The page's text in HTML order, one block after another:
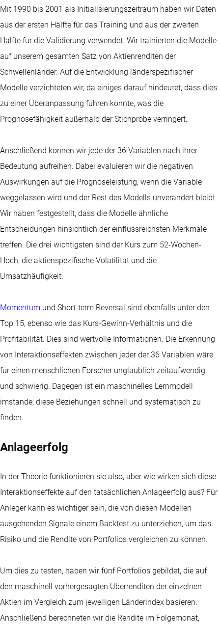
Mit 1990 bis 2001 als Initialisierungszeitraum haben wir Daten
aus der ersten Hälfte für das Training und aus der zweiten
Hälfte für die Validierung verwendet. Wir trainierten die Modelle
auf unserem gesamten Satz von Aktienrenditen der
Schwellenländer. Auf die Entwicklung länderspezifischer
Modelle verzichteten wir, da einiges darauf hindeutet, dass dies
zu einer Überanpassung führen könnte, was die
Prognosefähigkeit außerhalb der Stichprobe verringert.
Anschließend können wir jede der 36 Variablen nach ihrer
Bedeutung aufreihen. Dabei evaluieren wir die negativen
Auswirkungen auf die Prognoseleistung, wenn die Variable
weggelassen wird und der Rest des Modells unverändert bleibt.
Wir haben festgestellt, dass die Modelle ähnliche
Entscheidungen hinsichtlich der einflussreichsten Merkmale
treffen. Die drei wichtigsten sind der Kurs zum 52-Wochen-
Hoch, die aktienspezifische Volatilität und die
Umsatzhäufigkeit.
Momentum und Short-term Reversal sind ebenfalls unter den
Top 15, ebenso wie das Kurs-Gewinn-Verhältnis und die
Profitabilität. Dies sind wertvolle Informationen. Die Erkennung
von Interaktionseffekten zwischen jeder der 36 Variablen wäre
für einen menschlichen Forscher unglaublich zeitaufwendig
und schwierig. Dagegen ist ein maschinelles Lernmodell
imstande, diese Beziehungen schnell und systematisch zu
finden.
Anlageerfolg
In der Theorie funktionieren sie also, aber wie wirken sich diese
Interaktionseffekte auf den tatsächlichen Anlageerfolg aus? Für
Anleger kann es wichtiger sein, die von diesen Modellen
ausgehenden Signale einem Backtest zu unterziehen, um das
Risiko und die Rendite von Portfolios vergleichen zu können.
Um dies zu testen, haben wir fünf Portfolios gebildet, die auf
den maschinell vorhergesagten Überrenditen der einzelnen
Aktien im Vergleich zum jeweiligen Länderindex basieren.
Anschließend berechneten wir die Rendite im Folgemonat,